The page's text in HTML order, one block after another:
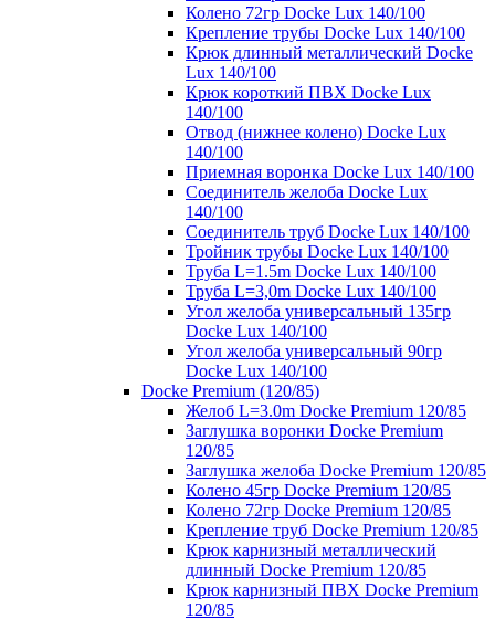
Колено 72гр Docke Lux 140/100
Крепление трубы Docke Lux 140/100
Крюк длинный металлический Docke
Lux 140/100
Крюк короткий ПВХ Docke Lux
140/100
Отвод (нижнее колено) Docke Lux
140/100
Приемная воронка Docke Lux 140/100
Соединитель желоба Docke Lux
140/100
Соединитель труб Docke Lux 140/100
Тройник трубы Docke Lux 140/100
Труба L=1.5m Docke Lux 140/100
Труба L=3,0m Docke Lux 140/100
Угол желоба универсальный 135гр
Docke Lux 140/100
Угол желоба универсальный 90гр
Docke Lux 140/100
Docke Premium (120/85)
Желоб L=3.0m Docke Premium 120/85
Заглушка воронки Docke Premium
120/85
Заглушка желоба Docke Premium 120/85
Колено 45гр Docke Premium 120/85
Колено 72гр Docke Premium 120/85
Крепление труб Docke Premium 120/85
Крюк карнизный металлический
длинный Docke Premium 120/85
Крюк карнизный ПВХ Docke Premium
120/85